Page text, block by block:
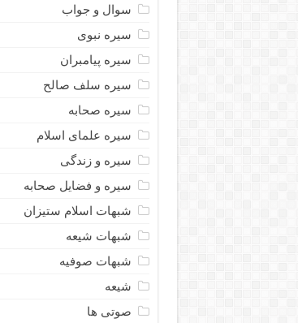
سوال و جواب
سیره نبوى
سیره پیامبران
سیره سلف صالح
سیره صحابه
سیره علمای اسلام
سیره و زندگی
سیره و فضایل صحابه
شبهات اسلام ستیزان
شبهات شیعه
شبهات صوفیه
شیعه
صوتی ها